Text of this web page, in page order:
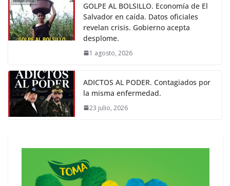
GOLPE AL BOLSILLO. Economía de El
Salvador en caída. Datos oficiales
revelan crisis. Gobierno acepta
desplome.
1 agosto, 2026
ADICTOS AL PODER. Contagiados por
la misma enfermedad.
23 julio, 2026